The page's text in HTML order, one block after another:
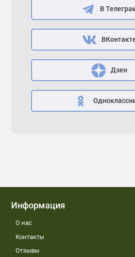
В
Дзен
Информация
О нас
Контакты
Отзывы